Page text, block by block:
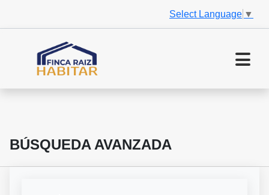
Select Language ▼
BÚSQUEDA AVANZADA